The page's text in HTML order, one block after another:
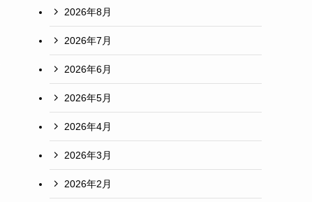
2026年8月
2026年7月
2026年6月
2026年5月
2026年4月
2026年3月
2026年2月